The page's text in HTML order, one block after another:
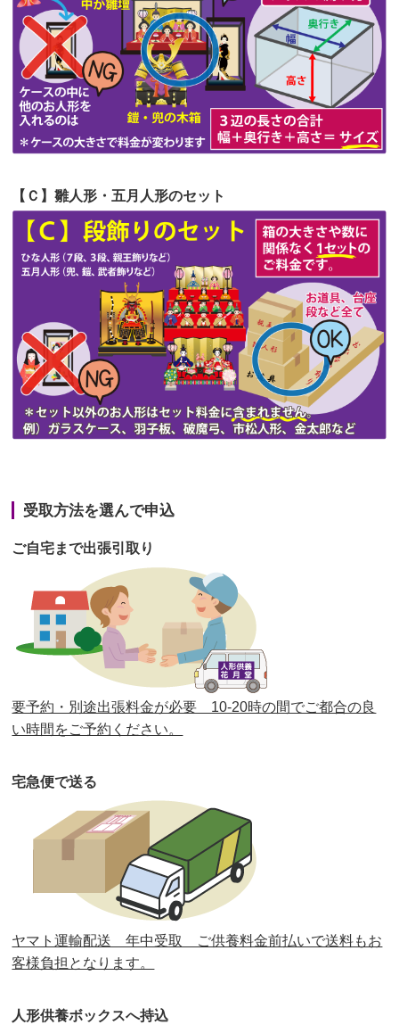
第54回人形供養祭令和4年8月1日(月)
第53回人形供養祭令和4年7月1日(金)
第52回人形供養祭令和4年5月17日(火)
第51回人形供養祭令和4年4月18日(月)
第50回人形供養祭令和4年3月15日(火)
第49回人形供養祭令和4年1月17日(月)
第48回人形供養祭令和3年12月3日(金)
第47回人形供養祭 令和3年10月11日(月)
第46回人形供養祭 令和3年9月13日(月)
第45回人形供養祭令和3年7月12日(月)
第44回人形供養祭令和3年6月3日(木)
第43回人形供養祭令和3年4月23日(金)
第39回人形供養祭令和2年10月22日(木)
第38回人形供養祭 令和2年8月26日(水)
第37回人形供養祭 令和2年6月8日(月)
第36回人形供養祭 令和2年4月16日(木)
第35回人形供養祭令和2年2月13日(木)
第33回人形供養祭
第32回人形供養祭 令和元年6月12日(水)
第31回人形供養祭 平成31年3月13日(水)
第30回人形供養祭平成30年11月28日(水)
第29回人形供養祭平成30年5月23日(水)
第27回人形供養祭平成29年6月14日(水)
【Ｃ】雛人形・五月人形のセット
受取方法を選んで申込
ご自宅まで出張引取り
要予約・別途出張料金が必要 10-20時の間でご都合の良
い時間をご予約ください。
宅急便で送る
ヤマト運輸配送 年中受取 ご供養料金前払いで送料もお
客様負担となります。
人形供養ボックスへ持込